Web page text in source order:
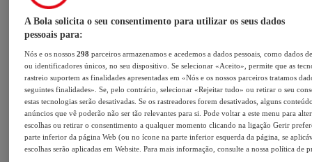
A Bola solicita o seu consentimento para utilizar os seus dados
pessoais para:
Nós e os nossos298 parceiros armazenamos e acedemos a dados pessoais, como dados
ou identificadores únicos, no seu dispositivo. Se selecionar «Aceito», permite que as
rastreio suportem as finalidades apresentadas em «Nós e os nossos parceiros tratamos
seguintes finalidades». Se, pelo contrário, selecionar «Rejeitar tudo» ou retirar o seu
estas tecnologias serão desativadas. Se os rastreadores forem desativados, alguns
anúncios que vê poderão não ser tão relevantes para si. Pode voltar a este menu para
escolhas ou retirar o consentimento a qualquer momento clicando na ligação Gerir
parte inferior da página Web (ou no ícone na parte inferior esquerda da página, se
escolhas serão aplicadas em Website. Para mais informação, consulte a nossa política de